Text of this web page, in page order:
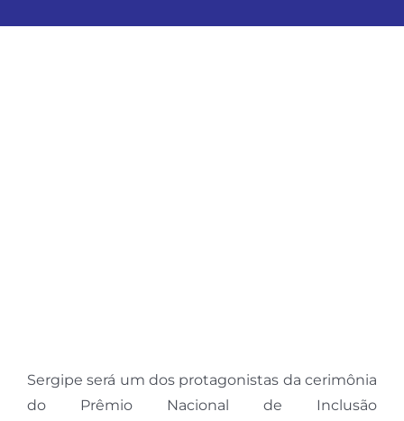
Sergipe será um dos protagonistas da cerimônia
do Prêmio Nacional de Inclusão